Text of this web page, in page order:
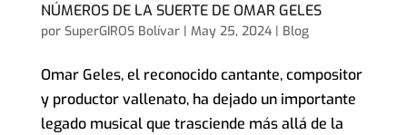
NÚMEROS DE LA SUERTE DE OMAR GELES
por SuperGIROS Bolívar| May 25, 2024| Blog
Omar Geles, el reconocido cantante, compositor
y productor vallenato, ha dejado un importante
legado musical que trasciende más allá de la